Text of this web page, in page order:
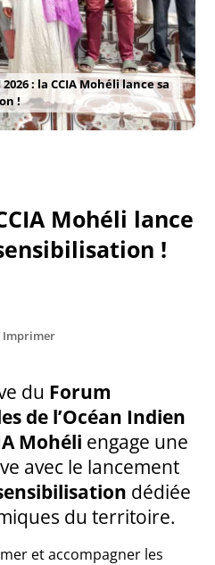
2026 : la CCIA Mohéli lance sa
!
Mohéli lance
!
Imprimer
du Forum
de l’Océan Indien
Mohéli engage une
avec le lancement
dédiée
du territoire.
et accompagner les